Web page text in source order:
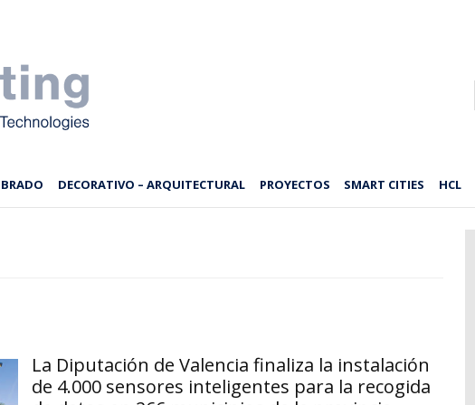
DECORATIVO – ARQUITECTURAL PROYECTOS SMART CITIES HCL
La Diputación de Valencia finaliza la instalación
de 4.000 sensores inteligentes para la recogida